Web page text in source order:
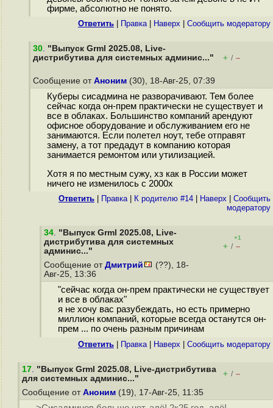
фирме, абсолютно не понято.
Ответить Правка| Наверх Cообщить модератору
30. "Выпуск Grml 2025.08, Live-
дистрибутива для системных админис..."
+ / –
Сообщение от Аноним (30), 18-Авг-25, 07:39
Куберы сисадмина не разворачивают. Тем более
сейчас когда он-прем практически не существует и
все в облаках. Большинство компаний арендуют
офисное оборудование и обслуживанием его не
занимаются. Если полетел ноут, тебе отправят
замену, а тот предадут в компанию которая
занимается ремонтом или утилизацией.
Хотя я по местным сужу, хз как в России может
ничего не изменилось с 2000х
Ответить Правка| К родителю #14 Наверх
Cообщить
модератору
34. "Выпуск Grml 2025.08, Live-
дистрибутива для системных
админис..."
+1
+ / –
Сообщение от Дмитрий
(??), 18-
Авг-25, 13:36
"сейчас когда он-прем практически не существует
и все в облаках"
я не хочу вас разубеждать, но есть примерно
миллион компаний, которые всегда останутся он-
прем ... по очень разным причинам
Ответить Правка| Наверх Cообщить модератору
17. "Выпуск Grml 2025.08, Live-дистрибутива
для системных админис..."
+ / –
Сообщение от Аноним (19), 17-Авг-25, 11:35